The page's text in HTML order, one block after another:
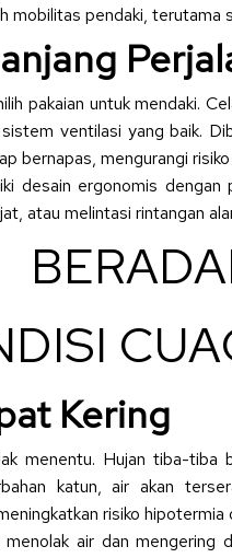
mobilitas pendaki,
pakaian untuk mendaki.
ventilasi yang baik.
bernapas, mengurangi
desain ergonomis
atau melintasi rintangan
Kering
menentu. Hujan tiba-tiba
katun, air akan
risiko hipotermia
air dan